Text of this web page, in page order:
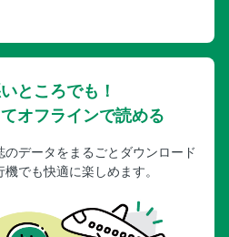
ところでも！
オフラインで読める
データをまるごとダウンロード
でも快適に楽しめます。